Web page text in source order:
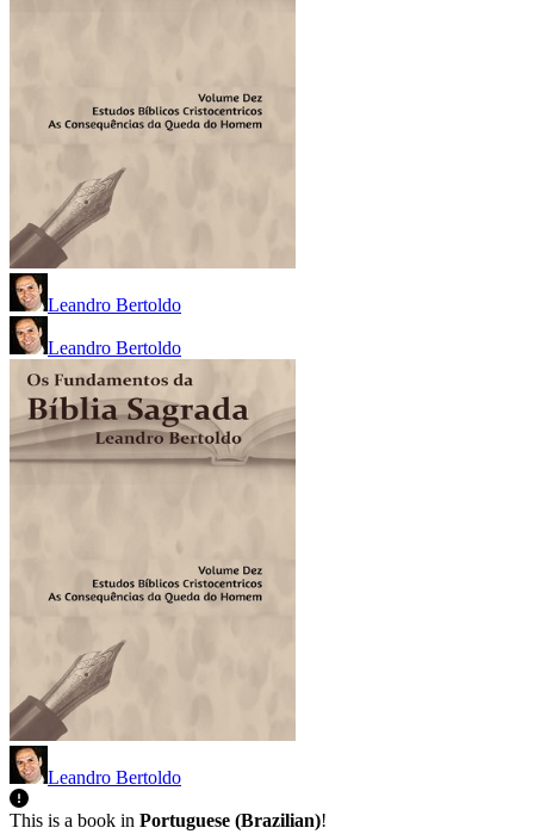
Leandro Bertoldo
Leandro Bertoldo
Leandro Bertoldo
This is a book in Portuguese (Brazilian)!